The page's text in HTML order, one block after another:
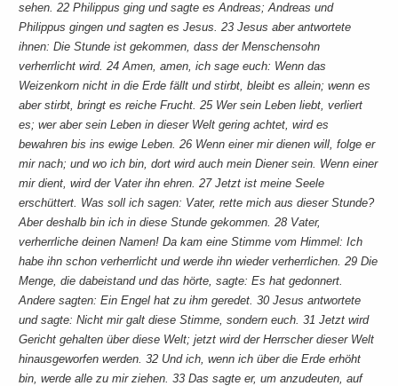
sehen. 22 Philippus ging und sagte es Andreas; Andreas und
Philippus gingen und sagten es Jesus. 23 Jesus aber antwortete
ihnen: Die Stunde ist gekommen, dass der Menschensohn
verherrlicht wird. 24 Amen, amen, ich sage euch: Wenn das
Weizenkorn nicht in die Erde fällt und stirbt, bleibt es allein; wenn es
aber stirbt, bringt es reiche Frucht. 25 Wer sein Leben liebt, verliert
es; wer aber sein Leben in dieser Welt gering achtet, wird es
bewahren bis ins ewige Leben. 26 Wenn einer mir dienen will, folge er
mir nach; und wo ich bin, dort wird auch mein Diener sein. Wenn einer
mir dient, wird der Vater ihn ehren. 27 Jetzt ist meine Seele
erschüttert. Was soll ich sagen: Vater, rette mich aus dieser Stunde?
Aber deshalb bin ich in diese Stunde gekommen. 28 Vater,
verherrliche deinen Namen! Da kam eine Stimme vom Himmel: Ich
habe ihn schon verherrlicht und werde ihn wieder verherrlichen. 29 Die
Menge, die dabeistand und das hörte, sagte: Es hat gedonnert.
Andere sagten: Ein Engel hat zu ihm geredet. 30 Jesus antwortete
und sagte: Nicht mir galt diese Stimme, sondern euch. 31 Jetzt wird
Gericht gehalten über diese Welt; jetzt wird der Herrscher dieser Welt
hinausgeworfen werden. 32 Und ich, wenn ich über die Erde erhöht
bin, werde alle zu mir ziehen. 33 Das sagte er, um anzudeuten, auf